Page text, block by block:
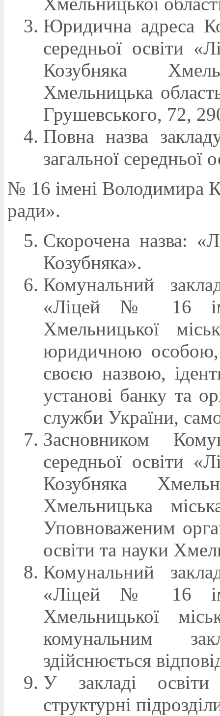
Юридична адреса
середньої освіти
Козубняка
Хмельницька
Грушевського, 72,
Повна назва
загальної середньої
№ 16 імені Володимира
ради».
Скорочена назва:
Козубняка».
Комунальний
«Ліцей № 16
Хмельницької
юридичною особою,
своєю назвою,
установі банку та
служби України,
Засновником
середньої освіти
Козубняка
Хмельницька
Уповноваженим
освіти та науки
Комунальний
«Ліцей № 16
Хмельницької
комунальним
здійснюється
У закладі
структурні